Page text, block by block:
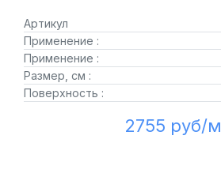
Артикул
Применение :
Применение :
Размер, см :
Поверхность :
2755 руб/м